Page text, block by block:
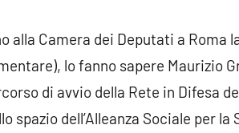
alla Camera dei Deputati a
lo fanno sapere Maurizio
di avvio della Rete in Difesa
spazio dell’Alleanza Sociale per